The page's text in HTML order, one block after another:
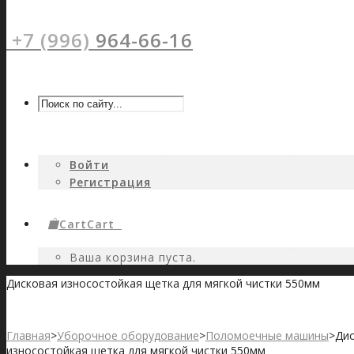
+7 (996) 964-66-16
Войти
Регистрация
CartCart
Ваша корзина пуста.
Дисковая износостойкая щетка для мягкой чистки 550мм
Главная>Уборочное оборудование>Поломоечные машины>
износостойкая щетка для мягкой чистки 550мм